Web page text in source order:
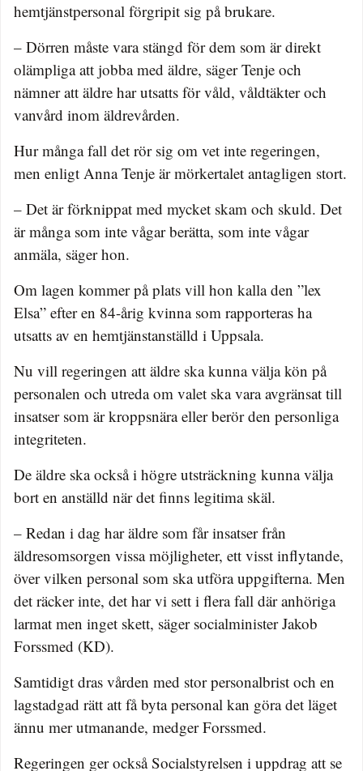
hemtjänstpersonal förgripit sig på brukare.
– Dörren måste vara stängd för dem som är direkt
olämpliga att jobba med äldre, säger Tenje och
nämner att äldre har utsatts för våld, våldtäkter och
vanvård inom äldrevården.
Hur många fall det rör sig om vet inte regeringen,
men enligt Anna Tenje är mörkertalet antagligen stort.
– Det är förknippat med mycket skam och skuld. Det
är många som inte vågar berätta, som inte vågar
anmäla, säger hon.
Om lagen kommer på plats vill hon kalla den ”lex
Elsa” efter en 84-årig kvinna som rapporteras ha
utsatts av en hemtjänstanställd i Uppsala.
Nu vill regeringen att äldre ska kunna välja kön på
personalen och utreda om valet ska vara avgränsat till
insatser som är kroppsnära eller berör den personliga
integriteten.
De äldre ska också i högre utsträckning kunna välja
bort en anställd när det finns legitima skäl.
– Redan i dag har äldre som får insatser från
äldresomsorgen vissa möjligheter, ett visst inflytande,
över vilken personal som ska utföra uppgifterna. Men
det räcker inte, det har vi sett i flera fall där anhöriga
larmat men inget skett, säger socialminister Jakob
Forssmed (KD).
Samtidigt dras vården med stor personalbrist och en
lagstadgad rätt att få byta personal kan göra det läget
ännu mer utmanande, medger Forssmed.
Regeringen ger också Socialstyrelsen i uppdrag att se